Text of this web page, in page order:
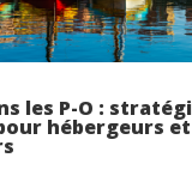
les P-O :
hébergeurs et